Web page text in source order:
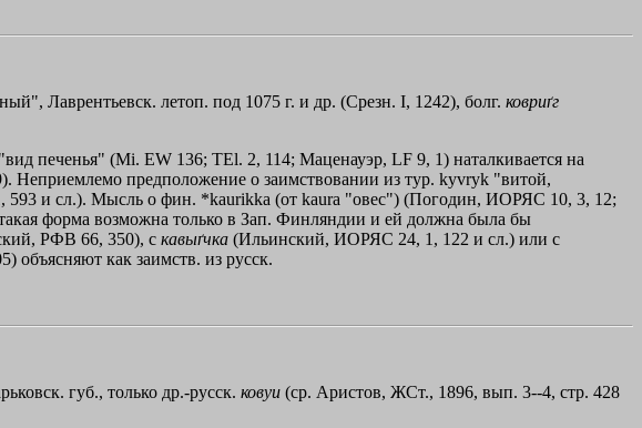
Лаврентьевск. летоп. под 1075 г. и др. (Срезн. I, 1242), болг. ковриґг
печенья" (Мi. ЕW 136; ТЕl. 2, 114; Маценауэр, LF 9, 1) наталкивается на
предположение о заимствовании из тур. kyvryk "витой,
593 и сл.). Мысль о фин. *kaurikka (от kaura "овес") (Погодин, ИОРЯС 10, 3, 12;
форма возможна только в Зап. Финляндии и ей должна была бы
РФВ 66, 350), с кавыґчка (Ильинский, ИОРЯС 24, 1, 122 и сл.) или с
объясняют как заимств. из русск.
губ., только др.-русск. ковуи (ср. Аристов, ЖСт., 1896, вып. 3--4, стр. 428